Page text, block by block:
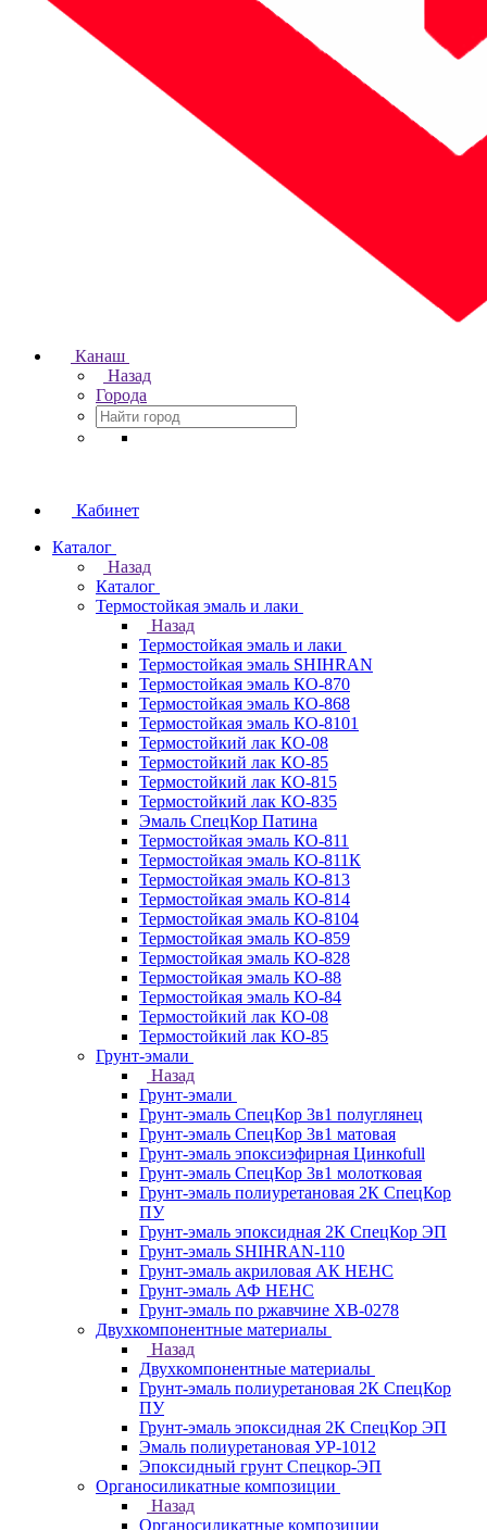
Канаш
Назад
Города
Кабинет
Каталог
Назад
Каталог
Термостойкая эмаль и лаки
Назад
Термостойкая эмаль и лаки
Термостойкая эмаль SHIHRAN
Термостойкая эмаль КО-870
Термостойкая эмаль КО-868
Термостойкая эмаль КО-8101
Термостойкий лак КО-08
Термостойкий лак КО-85
Термостойкий лак КО-815
Термостойкий лак КО-835
Эмаль СпецКор Патина
Термостойкая эмаль КО-811
Термостойкая эмаль КО-811К
Термостойкая эмаль КО-813
Термостойкая эмаль КО-814
Термостойкая эмаль КО-8104
Термостойкая эмаль КО-859
Термостойкая эмаль КО-828
Термостойкая эмаль КО-88
Термостойкая эмаль КО-84
Термостойкий лак КО-08
Термостойкий лак КО-85
Грунт-эмали
Назад
Грунт-эмали
Грунт-эмаль СпецКор 3в1 полуглянец
Грунт-эмаль СпецКор 3в1 матовая
Грунт-эмаль эпоксиэфирная Цинкоfull
Грунт-эмаль СпецКор 3в1 молотковая
Грунт-эмаль полиуретановая 2К СпецКор
ПУ
Грунт-эмаль эпоксидная 2К СпецКор ЭП
Грунт-эмаль SHIHRAN-110
Грунт-эмаль акриловая АК НЕНС
Грунт-эмаль АФ НЕНС
Грунт-эмаль по ржавчине ХВ-0278
Двухкомпонентные материалы
Назад
Двухкомпонентные материалы
Грунт-эмаль полиуретановая 2К СпецКор
ПУ
Грунт-эмаль эпоксидная 2К СпецКор ЭП
Эмаль полиуретановая УР-1012
Эпоксидный грунт Спецкор-ЭП
Органосиликатные композиции
Назад
Органосиликатные композиции